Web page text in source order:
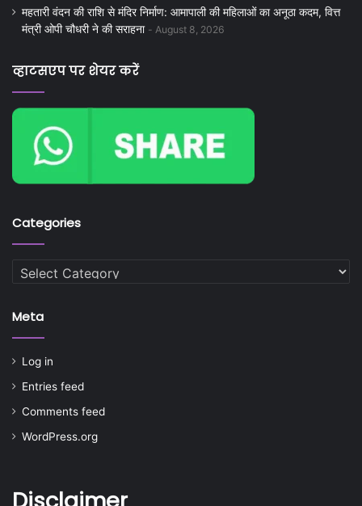
महतारी वंदन की राशि से मंदिर निर्माण: आमापाली की महिलाओं का अनूठा कदम, वित्त
मंत्री ओपी चौधरी ने की सराहना
August 8, 2026
व्हाटसएप पर शेयर करें
Categories
Categories
Meta
Log in
Entries feed
Comments feed
WordPress.org